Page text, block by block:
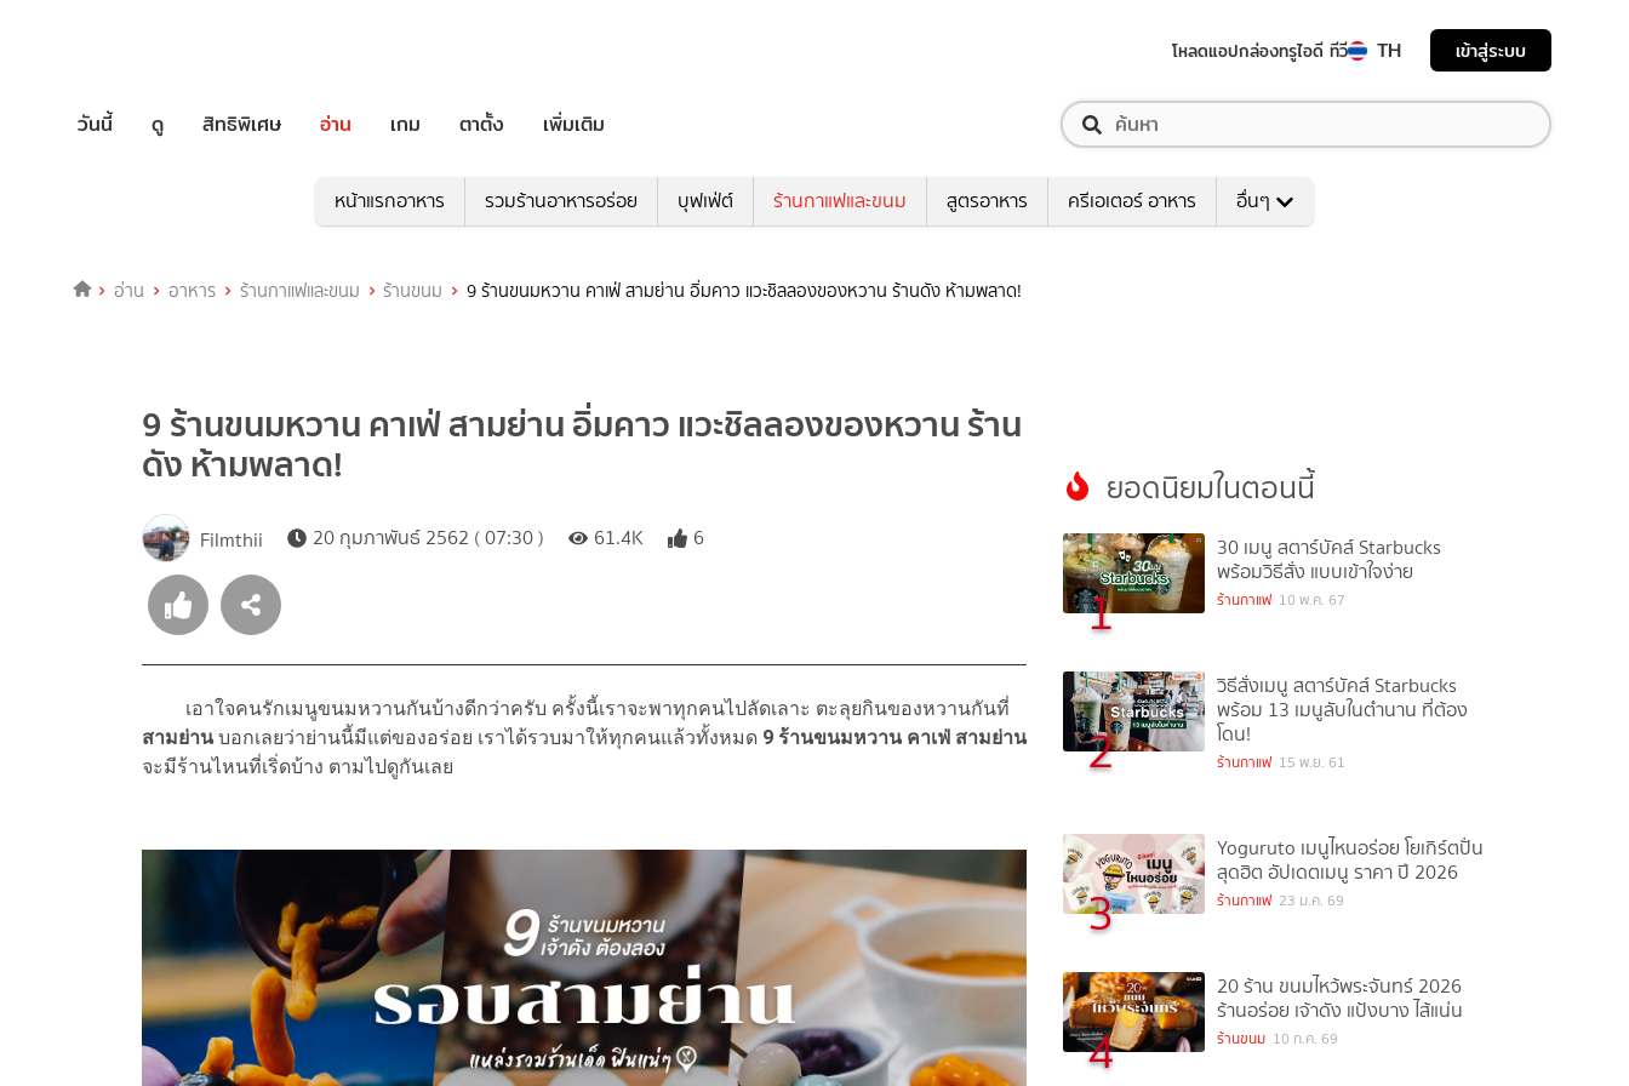
โหลดแอปกล่องทรูไอดี ทีวี TH เข้าสู่ระบบ
วันนี้ ดู สิทธิพิเศษ อ่าน เกม ตาตั้ง เพิ่มเติม
หน้าแรกอาหาร รวมร้านอาหารอร่อย บุฟเฟ่ต์ ร้านกาแฟและขนม สูตรอาหาร ครีเอเตอร์ อาหาร อื่นๆ
อ่าน อาหาร ร้านกาแฟและขนม ร้านขนม 9 ร้านขนมหวาน คาเฟ่ สามย่าน อิ่มคาว แวะชิลลองของหวาน ร้านดัง ห้ามพลาด!
9 ร้านขนมหวาน คาเฟ่ สามย่าน อิ่มคาว แวะชิลลองของหวาน ร้าน
ดัง ห้ามพลาด!
Filmthii 20 กุมภาพันธ์ 2562 ( 07:30 ) 61.4K 6
เอาใจคนรักเมนูขนมหวานกันบ้างดีกว่าครับ ครั้งนี้เราจะพาทุกคนไปลัดเลาะ ตะลุยกินของหวานกันที่
สามย่านบอกเลยว่าย่านนี้มีแต่ของอร่อย เราได้รวบมาให้ทุกคนแล้วทั้งหมด 9 ร้านขนมหวาน คาเฟ่ สามย่าน
จะมีร้านไหนที่เริ่ดบ้าง ตามไปดูกันเลย
ยอดนิยมในตอนนี้
1
30 เมนู สตาร์บัคส์ Starbucks
พร้อมวิธีสั่ง แบบเข้าใจง่าย
ร้านกาแฟ 10 พ.ค. 67
2
วิธีสั่งเมนู สตาร์บัคส์ Starbucks
พร้อม 13 เมนูลับในตำนาน ที่ต้อง
โดน!
ร้านกาแฟ 15 พ.ย. 61
3
Yoguruto เมนูไหนอร่อย โยเกิร์ตปั่น
สุดฮิต อัปเดตเมนู ราคา ปี 2026
ร้านกาแฟ 23 ม.ค. 69
4
20 ร้าน ขนมไหว้พระจันทร์ 2026
ร้านอร่อย เจ้าดัง แป้งบาง ไส้แน่น
ร้านขนม 10 ก.ค. 69